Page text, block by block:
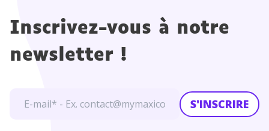
Inscrivez-vous à notre
newsletter !
S'INSCRIRE